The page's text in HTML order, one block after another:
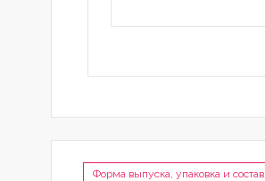
Форма выпуска, упаковка и состав